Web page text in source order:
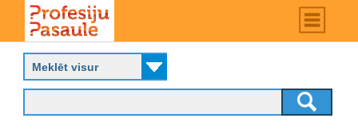
main
content
Main
menu
P
o
f
e